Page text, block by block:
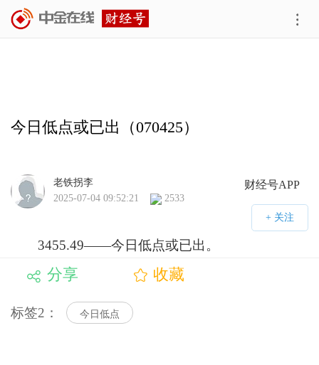
今日低点或已出（070425）
财经号APP
老铁拐李
2025-07-04 09:52:21
2533
3455.49——今日低点或已出。
分享 收藏
标签2： 今日低点